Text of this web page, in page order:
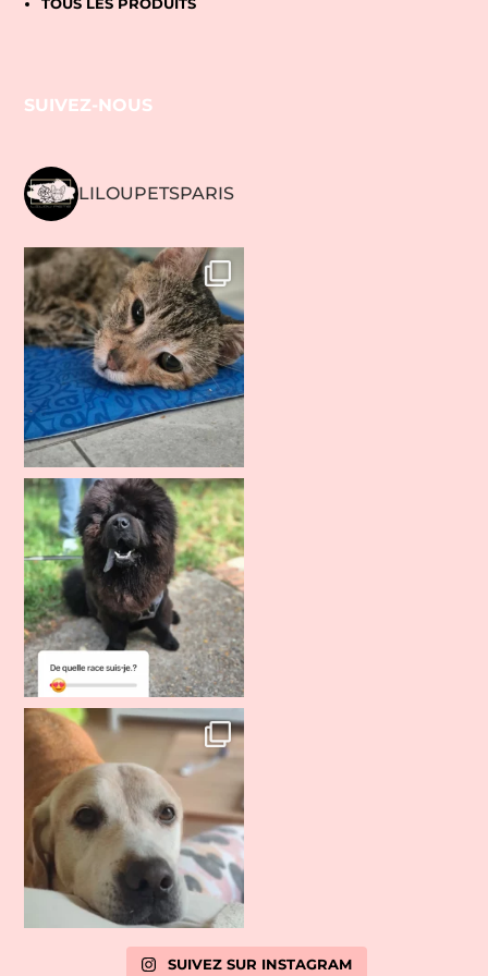
SUIVEZ-NOUS
LILOUPETSPARIS
SUIVEZ SUR INSTAGRAM